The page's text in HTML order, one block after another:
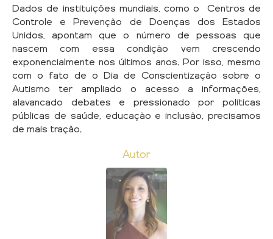
Dados de instituições mundiais, como o Centros de
Controle e Prevenção de Doenças dos Estados
Unidos, apontam que o número de pessoas que
nascem com essa condição vem crescendo
exponencialmente nos últimos anos. Por isso, mesmo
com o fato de o Dia de Conscientização sobre o
Autismo ter ampliado o acesso a informações,
alavancado debates e pressionado por políticas
públicas de saúde, educação e inclusão, precisamos
de mais tração.
Autor